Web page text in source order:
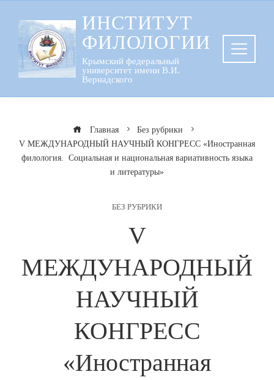
содержанию
ИНСТИТУТ
ФИЛОЛОГИИ
Крымский федеральный
университет имени В.И.
Вернадского
Главная
Без рубрики
V МЕЖДУНАРОДНЫЙ НАУЧНЫЙ КОНГРЕСС «Иностранная
филология. Социальная и национальная вариативность языка
и литературы»
БЕЗ РУБРИКИ
V
МЕЖДУНАРОДНЫЙ
НАУЧНЫЙ
КОНГРЕСС
«Иностранная